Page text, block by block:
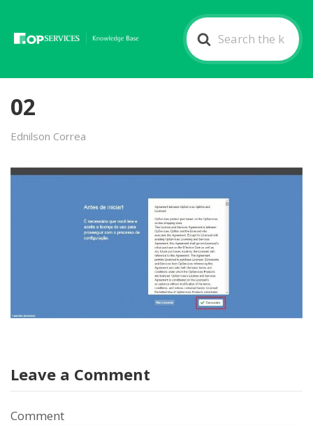
Search
For
02
Ednilson Correa
Leave a Comment
Comment